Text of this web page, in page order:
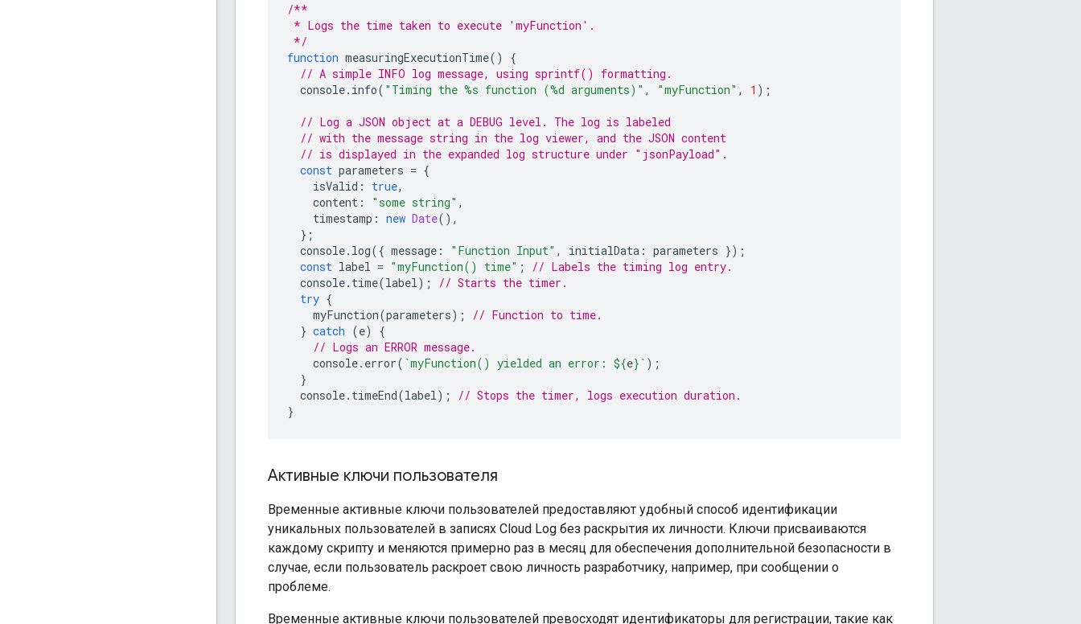
/**
* Logs the time taken to execute 'myFunction'.
*/
function measuringExecutionTime()
{
// A simple INFO log message, using sprintf() formatting.
console. info( "Timing the %s function (%d arguments)" , "myFunction" , 1 );
// Log a JSON object at a DEBUG level. The log is labeled
// with the message string in the log viewer, and the JSON content
// is displayed in the expanded log structure under "jsonPayload".
const parameters = {
isValid : true,
content : "some string" ,
timestamp : new Date(),
};
console. log({ message : "Function Input" , initialData : parameters });
const label = "myFunction() time" ;
// Labels the timing log entry.
console. time(label);
// Starts the timer.
try {
myFunction(parameters);
// Function to time.
} catch (e)
{
// Logs an ERROR message.
console. error( `myFunction() yielded an error: ${e} ` );
}
console. timeEnd(label);
// Stops the timer, logs execution duration.
}
Активные ключи пользователя
Временные активные ключи пользователей предоставляют удобный способ идентификации
уникальных пользователей в записях Cloud Log без раскрытия их личности. Ключи присваиваются
каждому скрипту и меняются примерно раз в месяц для обеспечения дополнительной безопасности в
случае, если пользователь раскроет свою личность разработчику, например, при сообщении о
проблеме.
Временные активные ключи пользователей превосходят идентификаторы для регистрации, такие как